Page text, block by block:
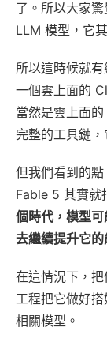
了。所以大家
LLM 模型，它
所以這時候就
一個雲上面的
當然是雲上面
完整的工具鏈
但我們看到的
Fable 5 其實就
個時代，模型
去繼續提升它
在這情況下，
工程把它做好
相關模型。